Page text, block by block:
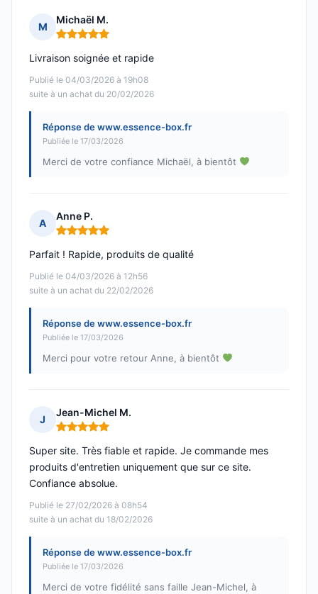
M
Michaël M.
Note : 5 sur 5
Publié le 04/03/2026 à 19h08
suite à un achat du 20/02/2026
Livraison soignée et rapide
Réponse de www.essence-box.fr
Publiée le 17/03/2026
Merci de votre confiance Michaël, à bientôt
A
Anne P.
Note : 5 sur 5
Publié le 04/03/2026 à 12h56
suite à un achat du 22/02/2026
Parfait ! Rapide, produits de qualité
Réponse de www.essence-box.fr
Publiée le 17/03/2026
Merci pour votre retour Anne, à bientôt
J
Jean-Michel M.
Note : 5 sur 5
Publié le 27/02/2026 à 08h54
suite à un achat du 18/02/2026
Super site. Très fiable et rapide. Je commande mes
produits d'entretien uniquement que sur ce site.
Confiance absolue.
Réponse de www.essence-box.fr
Publiée le 17/03/2026
Merci de votre fidélité sans faille Jean-Michel, à